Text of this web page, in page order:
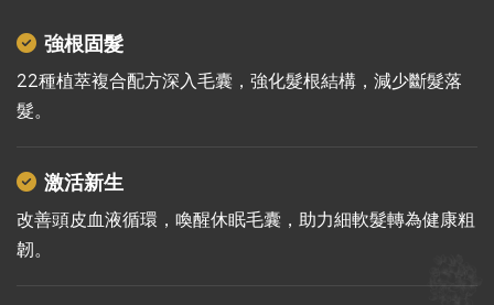
強根固髮
22種植萃複合配方深入毛囊，強化髮根結構，減少斷髮落
髮。
激活新生
改善頭皮血液循環，喚醒休眠毛囊，助力細軟髮轉為健康粗
韌。